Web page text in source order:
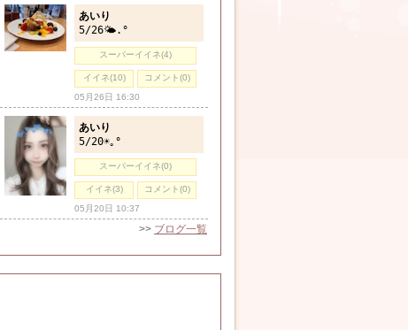
あいり
5/26🌤️.°
スーパーイイネ(4)
イイネ(10)
コメント(0)
05月26日 16:30
あいり
5/20☀️｡°
スーパーイイネ(0)
イイネ(3)
コメント(0)
05月20日 10:37
>> ブログ一覧